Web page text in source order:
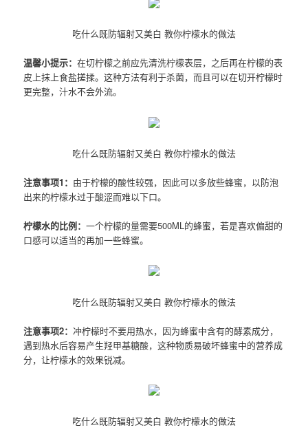
吃什么既防辐射又美白 教你柠檬水的做法
温馨小提示：在切柠檬之前应先清洗柠檬表层，之后再在柠檬的表
皮上抹上食盐搓揉。这种方法有利于杀菌，而且可以在切开柠檬时
更完整，汁水不会外流。
吃什么既防辐射又美白 教你柠檬水的做法
注意事项1： 由于柠檬的酸性较强，因此可以多放些蜂蜜，以防泡
出来的柠檬水过于酸涩而难以下口。
柠檬水的比例：一个柠檬的量需要500ML的蜂蜜，若是喜欢偏甜的
口感可以适当的再加一些蜂蜜。
吃什么既防辐射又美白 教你柠檬水的做法
注意事项2： 冲柠檬时不要用热水，因为蜂蜜中含有的酵素成分，
遇到热水后容易产生羟甲基糖酸，这种物质易破坏蜂蜜中的营养成
分，让柠檬水的效果锐减。
吃什么既防辐射又美白 教你柠檬水的做法